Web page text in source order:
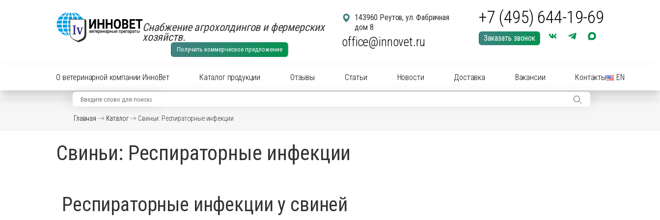
Снабжение агрохолдингов и фермерских
хозяйств.
143960 Реутов, ул. Фабричная
дом 8
office@innovet.ru
+7 (495) 644-19-69
Заказать звонок
Получить коммерческое предложение
О ветеринарной компании ИнноВет Каталог продукции Отзывы Статьи Новости Доставка Вакансии Контакты EN
Вид животного
Препараты для КРС
Препараты для МРС
Категории
Аксессуары: маркировка животных
Антибактериальные вет
препараты
(антибиотики) для
Витамины инъекционные для животных
Гормональные
препараты
Главная Каталог Свиньи: Респираторные инфекции
Свиньи: Респираторные инфекции
Респираторные инфекции у свиней